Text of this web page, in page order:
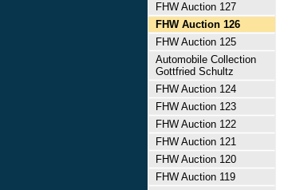
FHW Auction 127
FHW Auction 126
FHW Auction 125
Automobile Collection
Gottfried Schultz
FHW Auction 124
FHW Auction 123
FHW Auction 122
FHW Auction 121
FHW Auction 120
FHW Auction 119